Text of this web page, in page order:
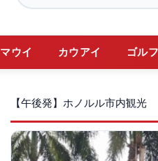
マウイ カウアイ ゴルフ
【午後発】ホノルル市内観光